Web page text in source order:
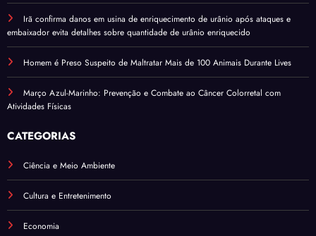
Irã confirma danos em usina de enriquecimento de urânio após ataques e
embaixador evita detalhes sobre quantidade de urânio enriquecido
Homem é Preso Suspeito de Maltratar Mais de 100 Animais Durante Lives
Março Azul-Marinho: Prevenção e Combate ao Câncer Colorretal com
Atividades Físicas
CATEGORIAS
Ciência e Meio Ambiente
Cultura e Entretenimento
Economia